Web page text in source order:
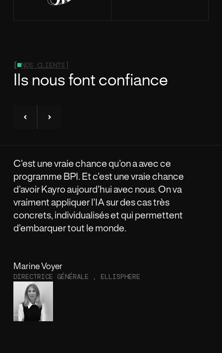
[ NOS CLIENTS]
Ils nous font confiance
C’est une vraie chance qu’on a avec ce
programme BPI. Et c’est une vraie chance
d’avoir Kayro aujourd’hui avec nous. On va
vraiment appliquer l’IA sur des cas très
concrets, individualisés et qui permettent
d’embarquer tout le monde.
Marine Voyer
DIRECTRICE GÉNÉRALE , ELLISPHERE